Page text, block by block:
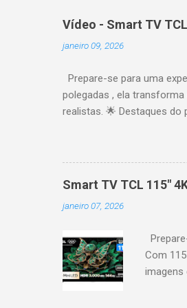
Vídeo - Smart TV
janeiro 09, 2026
Prepare-se para uma
polegadas , ela
realistas. 🌟 Destaques do
desempenho otimizado
ideal para esportes e
recomendações
mais. Google Assistente :
Altura: 153,8 cm |
Smart TV TCL 115"
janeiro 07, 2026
Com
imagens